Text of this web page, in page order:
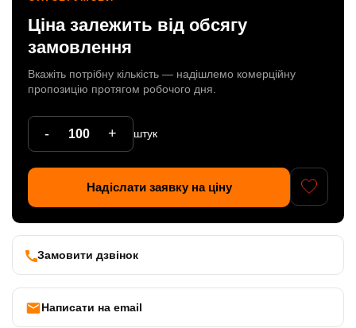
Ціна залежить від обсягу
замовлення
Вкажіть потрібну кількість — надішлемо комерційну
пропозицію протягом робочого дня.
- + штук
Надіслати заявку на ціну
Замовити дзвінок
Написати на email
Патрони
Кабельна продукція
Елементи кріплення
Продукція з пластика
Керамічні вироби